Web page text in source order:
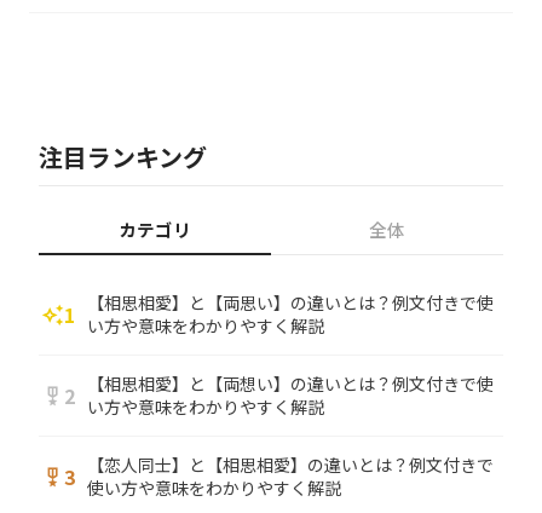
注目ランキング
カテゴリ 全体
auto_awesome1
【相思相愛】と【両思い】の違いとは？例文付きで使
い方や意味をわかりやすく解説
military_tech 2
【相思相愛】と【両想い】の違いとは？例文付きで使
い方や意味をわかりやすく解説
military_tech 3
【恋人同士】と【相思相愛】の違いとは？例文付きで
使い方や意味をわかりやすく解説